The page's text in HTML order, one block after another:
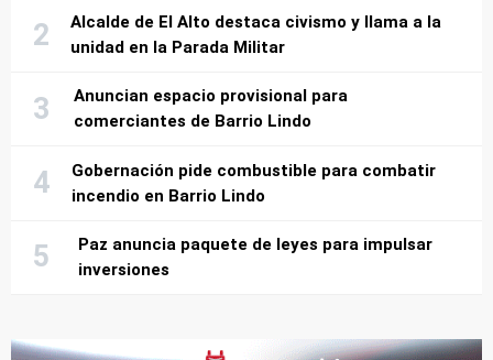
Alcalde de El Alto destaca civismo y llama a la
unidad en la Parada Militar
Anuncian espacio provisional para
comerciantes de Barrio Lindo
Gobernación pide combustible para combatir
incendio en Barrio Lindo
Paz anuncia paquete de leyes para impulsar
inversiones